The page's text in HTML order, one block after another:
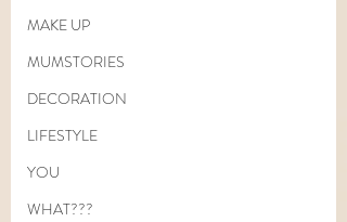
MAKE UP
MUMSTORIES
DECORATION
LIFESTYLE
YOU
WHAT???